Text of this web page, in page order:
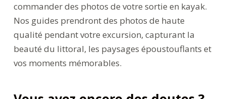
commander des photos de votre sortie en kayak.
Nos guides prendront des photos de haute
qualité pendant votre excursion, capturant la
beauté du littoral, les paysages époustouflants et
vos moments mémorables.